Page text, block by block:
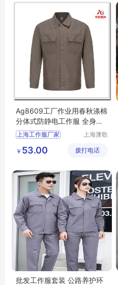
Ag8609工厂作业用春秋涤棉
分体式防静电工作服 全身包
边结实耐用
上海工作服厂家
上海澳歌
有限公司
￥ 53.00 拨打电话
批发工作服套装 公路养护环